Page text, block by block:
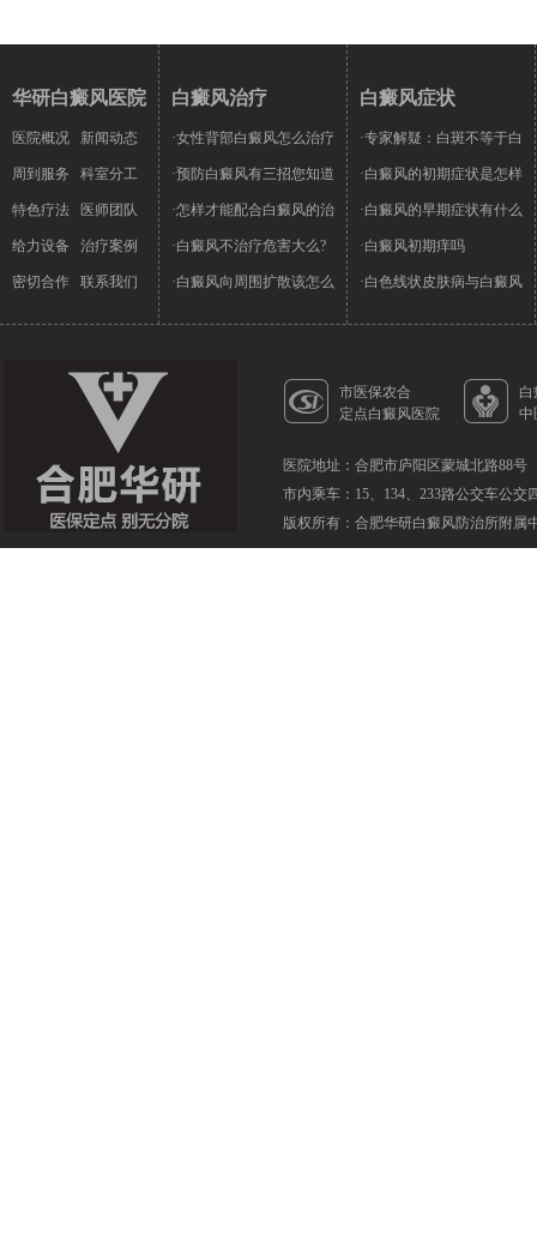
华研白癜风医院
医院概况 新闻动态
周到服务 科室分工
特色疗法 医师团队
给力设备 治疗案例
密切合作 联系我们
白癜风治疗
·女性背部白癜风怎么治疗
·预防白癜风有三招您知道
·怎样才能配合白癜风的治
·白癜风不治疗危害大么?
·白癜风向周围扩散该怎么
白癜风症状
·专家解疑：白斑不等于白
·白癜风的初期症状是怎样
·白癜风的早期症状有什么
·白癜风初期痒吗
·白色线状皮肤病与白癜风
市医保农合
定点白癜风医院
白
中
医院地址：合肥市庐阳区蒙城北路88号
市内乘车：15、134、233路公交车公交
版权所有：合肥华研白癜风防治所附属